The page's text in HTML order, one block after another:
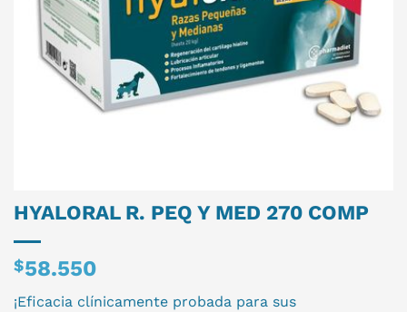
HYALORAL R. PEQ Y MED 270 COMP
$58.550
¡Eficacia clínicamente probada para sus